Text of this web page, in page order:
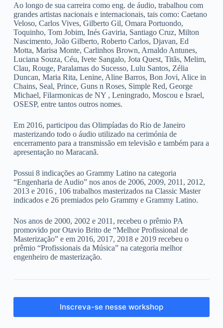
Ao longo de sua carreira como eng. de áudio, trabalhou com
grandes artistas nacionais e internacionais, tais como: Caetano
Veloso, Carlos Vives, Gilberto Gil, Omara Portuondo,
Toquinho, Tom Jobim, Inés Gaviria, Santiago Cruz, Milton
Nascimento, João Gilberto, Roberto Carlos, Djavan, Ed
Motta, Marisa Monte, Carlinhos Brown, Arnaldo Antunes,
Luciana Souza, Céu, Ivete Sangalo, Jota Quest, Titãs, Melim,
Clau, Rouge, Paralamas do Sucesso, Lulu Santos, Zélia
Duncan, Maria Rita, Lenine, Aline Barros, Bon Jovi, Alice in
Chains, Seal, Prince, Guns n Roses, Simple Red, George
Michael, Filarmonicas de NY , Leningrado, Moscou e Israel,
OSESP, entre tantos outros nomes.
Em 2016, participou das Olimpíadas do Rio de Janeiro
masterizando todo o áudio utilizado na cerimónia de
encerramento para a transmissão em televisão e também para a
apresentação no Maracanã.
Possui 8 indicações ao Grammy Latino na categoria
“Engenharia de Audio” nos anos de 2006, 2009, 2011, 2012,
2013 e 2016 , 106 trabalhos masterizados na Classic Master
indicados e 26 premiados pelo Grammy e Grammy Latino.
Nos anos de 2000, 2002 e 2011, recebeu o prêmio PA
promovido por Otavio Brito de “Melhor Profissional de
Masterização” e em 2016, 2017, 2018 e 2019 recebeu o
prêmio “Profissionais da Música” na categoria melhor
engenheiro de masterização.
Inscreva-se nesse workshop